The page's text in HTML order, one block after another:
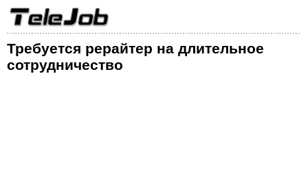
Требуется рерайтер на длительное
сотрудничество